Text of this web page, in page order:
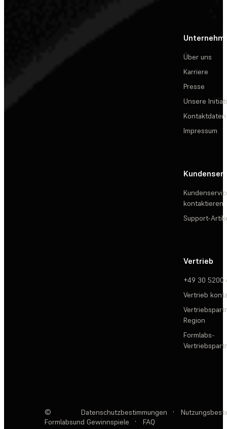
Über uns
Karriere
Presse
Unsere
Kontaktdaten
Impressum
kontaktieren
Support-
Vertrieb
+49 30 5200
Vertrieb
Region
Formlabs-
©
Formlabs
Datenschutzbestimmungen ·
und Gewinnspiele
· FAQ